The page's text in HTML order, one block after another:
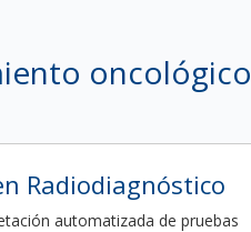
oncológico
Radiodiagnóstico
automatizada de pruebas